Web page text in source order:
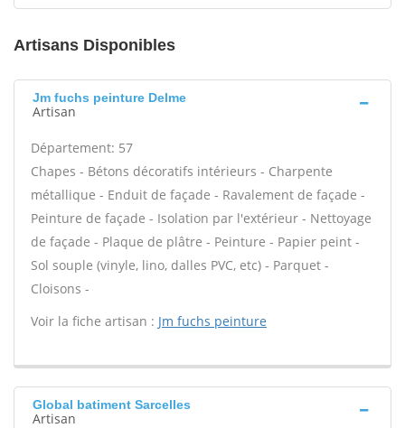
Artisans Disponibles
Jm fuchs peinture Delme
Artisan
Département: 57
Chapes - Bétons décoratifs intérieurs - Charpente
métallique - Enduit de façade - Ravalement de façade -
Peinture de façade - Isolation par l'extérieur - Nettoyage
de façade - Plaque de plâtre - Peinture - Papier peint -
Sol souple (vinyle, lino, dalles PVC, etc) - Parquet -
Cloisons -
Voir la fiche artisan : Jm fuchs peinture
Global batiment Sarcelles
Artisan